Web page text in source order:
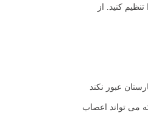
کنید. از
عبور نکند
می تواند اعصاب